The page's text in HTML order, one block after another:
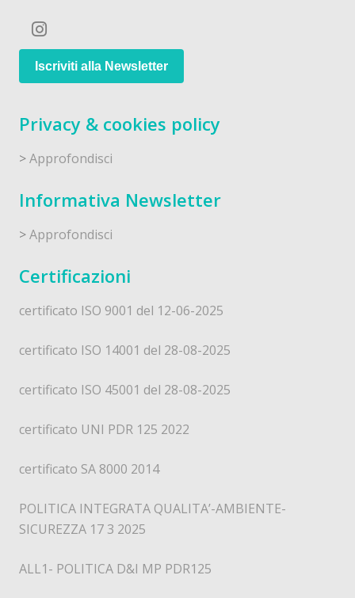
Iscriviti alla Newsletter
Privacy & cookies policy
>Approfondisci
Informativa Newsletter
>Approfondisci
Certificazioni
certificato ISO 9001 del 12-06-2025
certificato ISO 14001 del 28-08-2025
certificato ISO 45001 del 28-08-2025
certificato UNI PDR 125 2022
certificato SA 8000 2014
POLITICA INTEGRATA QUALITA’-AMBIENTE-
SICUREZZA 17 3 2025
ALL1- POLITICA D&I MP PDR125